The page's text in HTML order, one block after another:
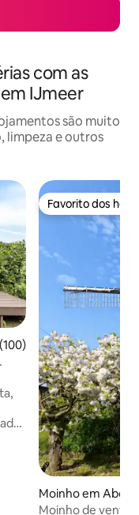
com as
IJmeer
são muito
limpeza e outros
média de 4,95 em
Favorito dos
Favorito dos
Moinho em
Moinho de vento